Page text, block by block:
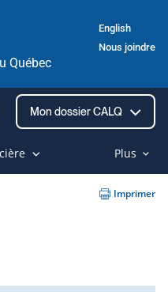
Québec
English
Nous joindre
Mon dossier CALQ
Plus
Imprimer